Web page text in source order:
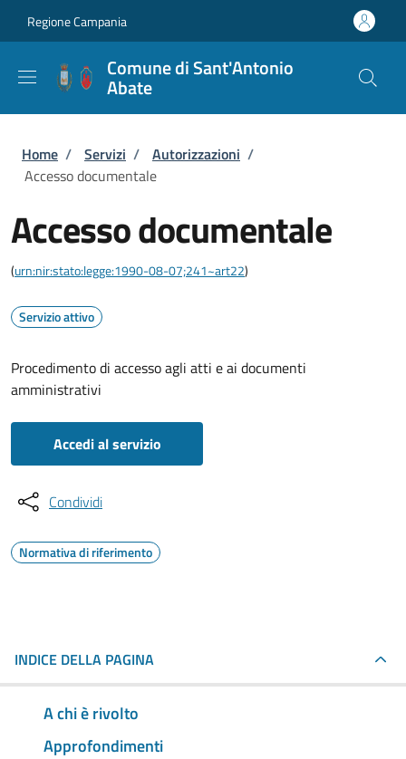
Regione Campania
Comune di Sant'Antonio
Abate
Briciole di pane
Home / Servizi / Autorizzazioni /
Accesso documentale
Accesso documentale
(urn:nir:stato:legge:1990-08-07;241~art22)
Servizio attivo
Procedimento di accesso agli atti e ai documenti
amministrativi
Accedi al servizio
Condividi
Normativa di riferimento
INDICE DELLA PAGINA
A chi è rivolto
Approfondimenti